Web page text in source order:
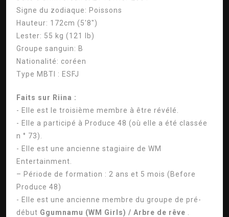
Signe du zodiaque: Poissons
Hauteur: 172cm (5'8″)
Lester: 55 kg (121 lb)
Groupe sanguin: B
Nationalité: coréen
Type MBTI : ESFJ
Faits sur Riina :
- Elle est le troisième membre à être révélé.
- Elle a participé à Produce 48 (où elle a été classée
n ° 73).
- Elle est une ancienne stagiaire de WM
Entertainment.
– Période de formation : 2 ans et 5 mois (Before
Produce 48)
- Elle est une ancienne membre du groupe de pré-
début Ggumnamu (WM Girls) / Arbre de rêve